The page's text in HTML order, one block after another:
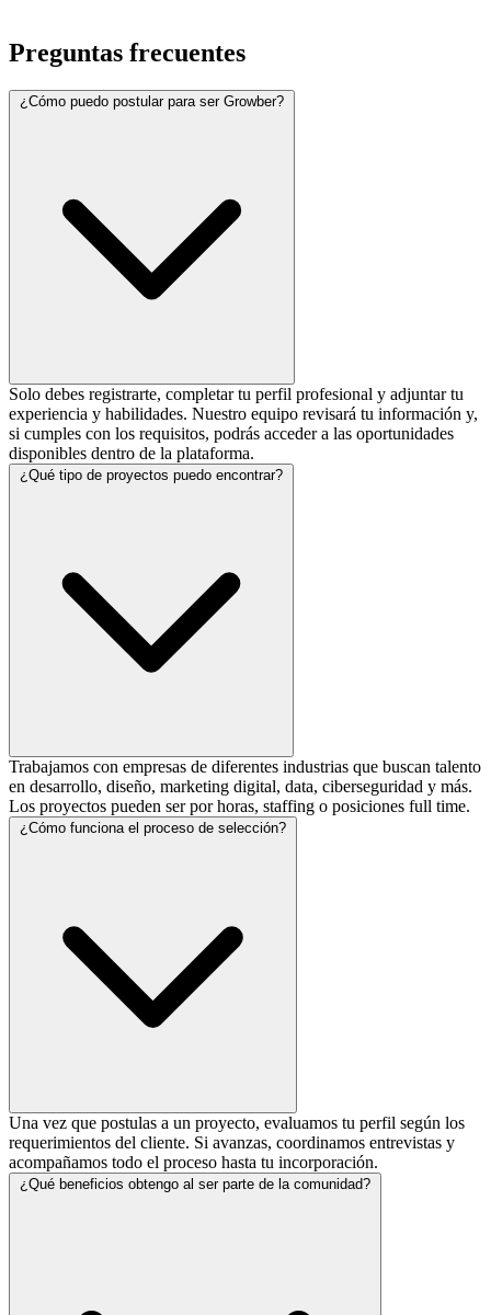
Preguntas frecuentes
¿Cómo puedo postular para ser Growber?
Solo debes registrarte, completar tu perfil profesional y adjuntar tu
experiencia y habilidades. Nuestro equipo revisará tu información y,
si cumples con los requisitos, podrás acceder a las oportunidades
disponibles dentro de la plataforma.
¿Qué tipo de proyectos puedo encontrar?
Trabajamos con empresas de diferentes industrias que buscan talento
en desarrollo, diseño, marketing digital, data, ciberseguridad y más.
Los proyectos pueden ser por horas, staffing o posiciones full time.
¿Cómo funciona el proceso de selección?
Una vez que postulas a un proyecto, evaluamos tu perfil según los
requerimientos del cliente. Si avanzas, coordinamos entrevistas y
acompañamos todo el proceso hasta tu incorporación.
¿Qué beneficios obtengo al ser parte de la comunidad?